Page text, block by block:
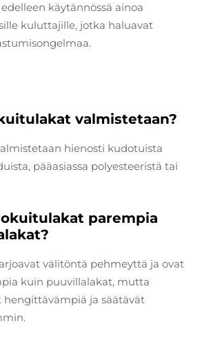
käytännössä ainoa
kuluttajille, jotka haluavat
valmistetaan?
hienosti kudotuista
pääasiassa polyesteeristä tai
parempia
välitöntä pehmeyttä ja ovat
kuin puuvillalakat, mutta
hengittävämpiä ja säätävät